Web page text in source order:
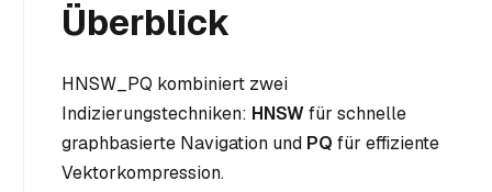
Überblick
HNSW_PQ kombiniert zwei
Indizierungstechniken: HNSWfür schnelle
graphbasierte Navigation und PQ für effiziente
Vektorkompression.